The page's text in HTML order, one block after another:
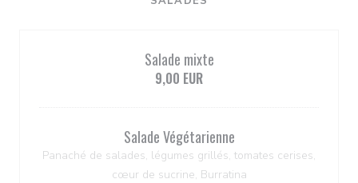
Salade mixte
9,00 EUR
Salade Végétarienne
Panaché de salades, légumes grillés, tomates cerises,
cœur de sucrine, Burratina